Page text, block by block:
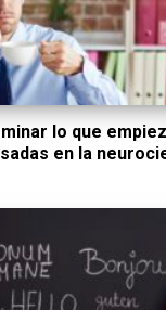
lo que
en la